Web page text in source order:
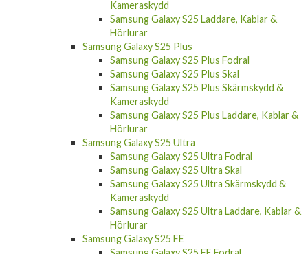
Kameraskydd
Samsung Galaxy S25 Laddare, Kablar &
Hörlurar
Samsung Galaxy S25 Plus
Samsung Galaxy S25 Plus Fodral
Samsung Galaxy S25 Plus Skal
Samsung Galaxy S25 Plus Skärmskydd &
Kameraskydd
Samsung Galaxy S25 Plus Laddare, Kablar &
Hörlurar
Samsung Galaxy S25 Ultra
Samsung Galaxy S25 Ultra Fodral
Samsung Galaxy S25 Ultra Skal
Samsung Galaxy S25 Ultra Skärmskydd &
Kameraskydd
Samsung Galaxy S25 Ultra Laddare, Kablar &
Hörlurar
Samsung Galaxy S25 FE